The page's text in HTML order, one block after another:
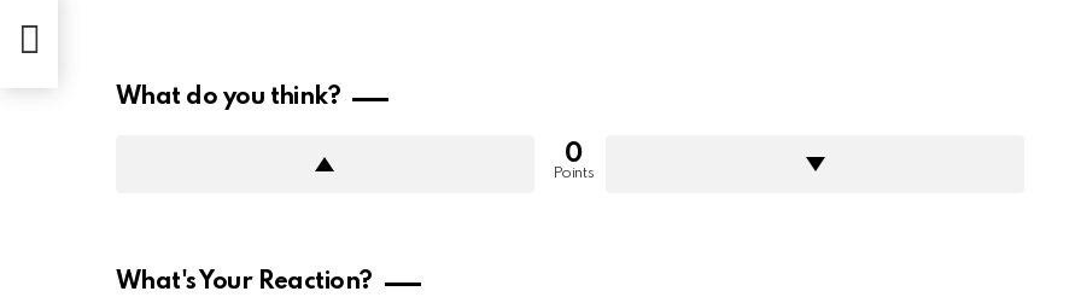
What do you think?
0
Points
What's Your Reaction?